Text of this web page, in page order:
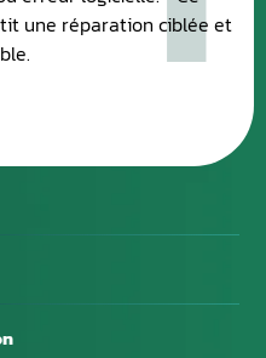
une réparation ciblée et